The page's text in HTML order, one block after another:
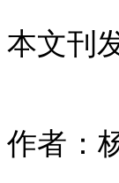
本文刊
作者：